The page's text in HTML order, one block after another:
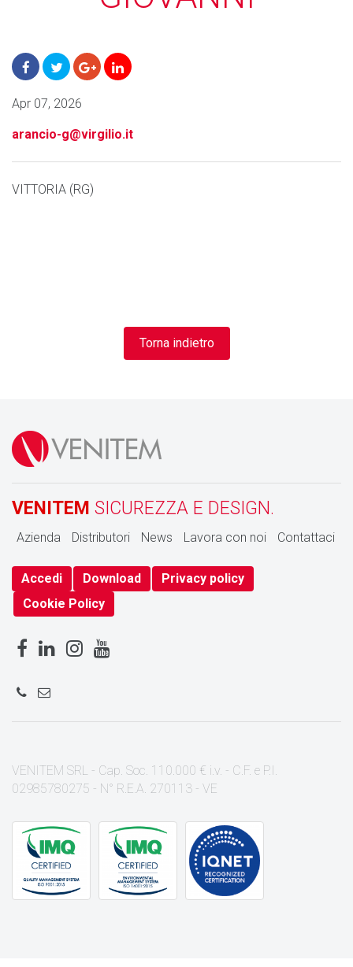
Apr 07, 2026
arancio-g@virgilio.it
VITTORIA (RG)
Torna indietro
VENITEM SICUREZZA E DESIGN.
Azienda Distributori News Lavora con noi Contattaci
Accedi Download
Privacy policy
Cookie Policy
VENITEM SRL - Cap. Soc. 110.000 € i.v. - C.F. e P.I.
02985780275 - N° R.E.A. 270113 - VE